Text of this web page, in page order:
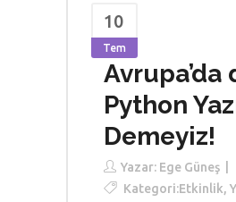
10
Tem
Avrupa’da
Python
Demeyiz!
Yazar: Ege Güneş
Kategori:Etkinlik,